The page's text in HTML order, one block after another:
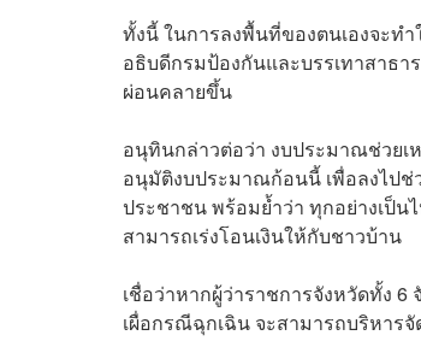
ทั้งนี้ ในการลงพื้นที่ของตนเองจะท
อธิบดีกรมป้องกันและบรรเทาสาธ
ผ่อนคลายขึ้น
อนุทินกล่าวต่อว่า งบประมาณช่วยเ
อนุมัติงบประมาณก้อนนี้ เพื่อลงไป
ประชาชน พร้อมย้ำว่า ทุกอย่างเป็
สามารถเร่งโอนเงินให้กับชาวบ้าน
เชื่อว่าหากผู้ว่าราชการจังหวัดทั้ง
เผื่อกรณีฉุกเฉิน จะสามารถบริหาร